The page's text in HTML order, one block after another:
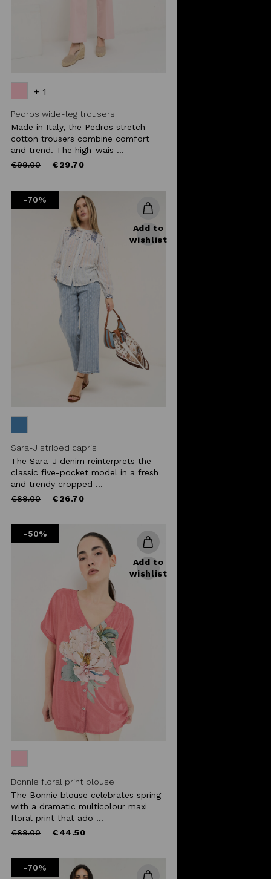
+ 1
Pedros wide-leg trousers
Made in Italy, the Pedros stretch
cotton trousers combine comfort
and trend. The high-wais ...
Price
€99.00to €29.70
-70%
Add to
wishlist
Sara-J striped capris
The Sara-J denim reinterprets the
classic five-pocket model in a fresh
and trendy cropped ...
Price
€89.00to €26.70
-50%
Add to
wishlist
Bonnie floral print blouse
The Bonnie blouse celebrates spring
with a dramatic multicolour maxi
floral print that ado ...
Price
€89.00to €44.50
-70%